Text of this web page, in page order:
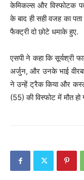
केमिकल्स और विस्फोटक
के बाद ही सही वजह का
फैक्ट्री दो छोटे धमाके हुए.
एसपी ने कहा कि सूर्यश्री
अर्जुन, और उनके भाई
ने उन्हें ट्रैक किया और
(55) की विस्फोट में मौत हो